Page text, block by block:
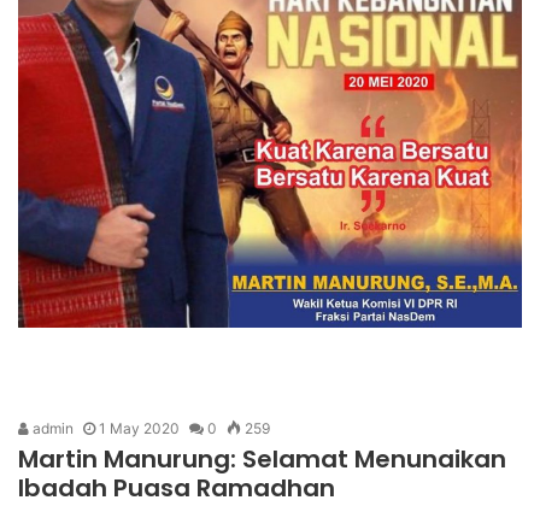
admin 1 May 2020 0 259
Martin Manurung: Selamat Menunaikan
Ibadah Puasa Ramadhan